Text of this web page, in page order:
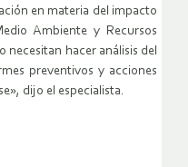
en materia del impacto
Ambiente y Recursos
necesitan hacer análisis del
preventivos y acciones
dijo el especialista.